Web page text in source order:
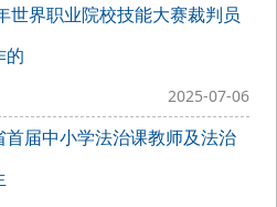
世界职业院校技能大赛裁判员
的
2025-07-06
届中小学法治课教师及法治